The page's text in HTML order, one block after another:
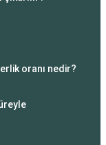
oranı nedir?